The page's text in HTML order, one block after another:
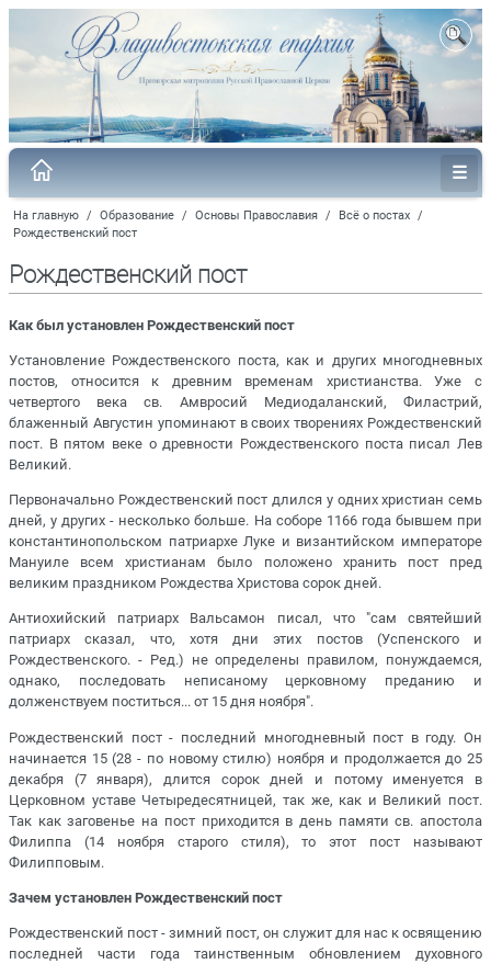
На главную / Образование / Основы Православия / Всё о постах /
Рождественский пост
Рождественский пост
Как был установлен Рождественский пост
Установление Рождественского поста, как и других многодневных
постов, относится к древним временам христианства. Уже с
четвертого века св. Амвросий Медиодаланский, Филастрий,
блаженный Августин упоминают в своих творениях Рождественский
пост. В пятом веке о древности Рождественского поста писал Лев
Великий.
Первоначально Рождественский пост длился у одних христиан семь
дней, у других - несколько больше. На соборе 1166 года бывшем при
константинопольском патриархе Луке и византийском императоре
Мануиле всем христианам было положено хранить пост пред
великим праздником Рождества Христова сорок дней.
Антиохийский патриарх Вальсамон писал, что "сам святейший
патриарх сказал, что, хотя дни этих постов (Успенского и
Рождественского. - Ред.) не определены правилом, понуждаемся,
однако, последовать неписаному церковному преданию и
долженствуем поститься... от 15 дня ноября".
Рождественский пост - последний многодневный пост в году. Он
начинается 15 (28 - по новому стилю) ноября и продолжается до 25
декабря (7 января), длится сорок дней и потому именуется в
Церковном уставе Четыредесятницей, так же, как и Великий пост.
Так как заговенье на пост приходится в день памяти св. апостола
Филиппа (14 ноября старого стиля), то этот пост называют
Филипповым.
Зачем установлен Рождественский пост
Рождественский пост - зимний пост, он служит для нас к освящению
последней части года таинственным обновлением духовного